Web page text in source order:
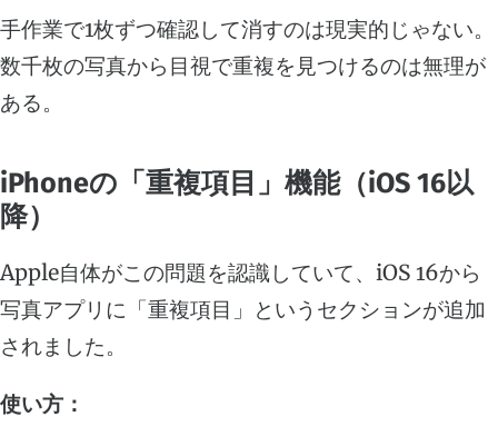
手作業で1枚ずつ確認して消すのは現実的じゃない。
数千枚の写真から目視で重複を見つけるのは無理が
ある。
iPhoneの「重複項目」機能（iOS 16以
降）
Apple自体がこの問題を認識していて、iOS 16から
写真アプリに「重複項目」というセクションが追加
されました。
使い方：